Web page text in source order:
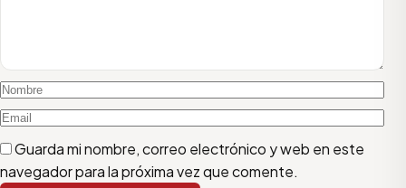
Guarda mi nombre, correo electrónico y web en este
navegador para la próxima vez que comente.